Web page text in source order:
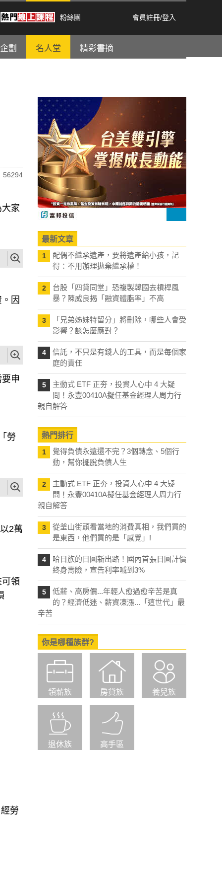
粉絲團 會員註冊/登入
劃 名人堂 精彩書摘
56294
家
因
申
勞
2萬
領
勞
最新文章
1
配偶不繼承遺產，要將遺產給小孩，記
得：不用辦理拋棄繼承權！
2
台股「四貸同堂」恐複製韓國去槓桿風
暴？陳威良揭「融資體脂率」不高
3
「兄弟姊妹特留分」將刪除，哪些人會受
影響？該怎麼應對？
4
信託，不只是有錢人的工具，而是每個家
庭的責任
5
主動式 ETF 正夯，投資人心中 4 大疑
問！永豐00410A擬任基金經理人周力行
親自解答
熱門排行
1
覺得負債永遠還不完？3個轉念、5個行
動，幫你擺脫負債人生
2
主動式 ETF 正夯，投資人心中 4 大疑
問！永豐00410A擬任基金經理人周力行
親自解答
3
從釜山街頭看當地的消費真相，我們買的
是東西，他們買的是「感覺」!
4
哈日族的日圓新出路！國內首張日圓計價
終身壽險，宣告利率喊到3%
5
低薪、高房價...年輕人愈過愈辛苦是真
的？經濟低迷、薪資凍漲...「這世代」最
辛苦
你是哪種族群?
領薪族 房貸族 養兒族
退休族 高手區